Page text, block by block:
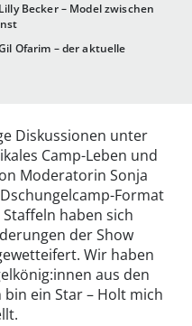
Becker – Model zwischen
Ofarim – der aktuelle
Diskussionen unter
Camp-Leben und
Moderatorin Sonja
Format
haben sich
der Show
Wir haben
aus den
ein Star – Holt mich